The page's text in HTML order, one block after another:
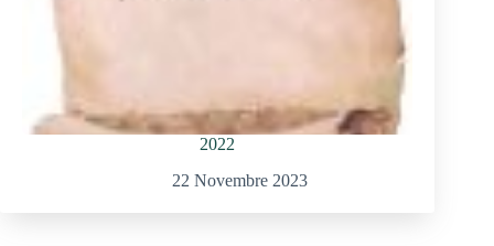
2022
22 Novembre 2023